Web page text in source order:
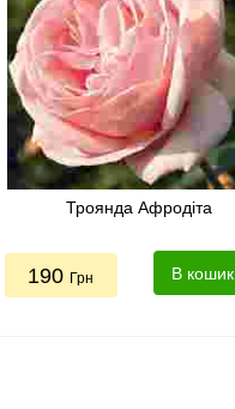
Троянда Афродіта
190 Грн В кошик